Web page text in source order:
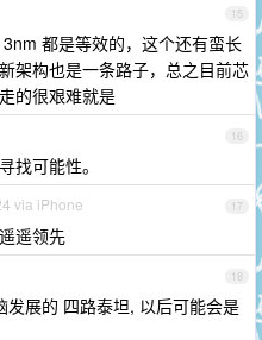
15
都是等效的，这个还有蛮长
架构也是一条路子，总之目前芯
的很艰难就是
16
找可能性。
17
via iPhone
遥领先
18
展的 四路泰坦, 以后可能会是